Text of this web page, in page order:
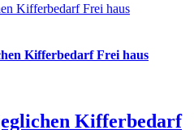
Kifferbedarf Frei haus
Kifferbedarf Frei haus
Kifferbedarf